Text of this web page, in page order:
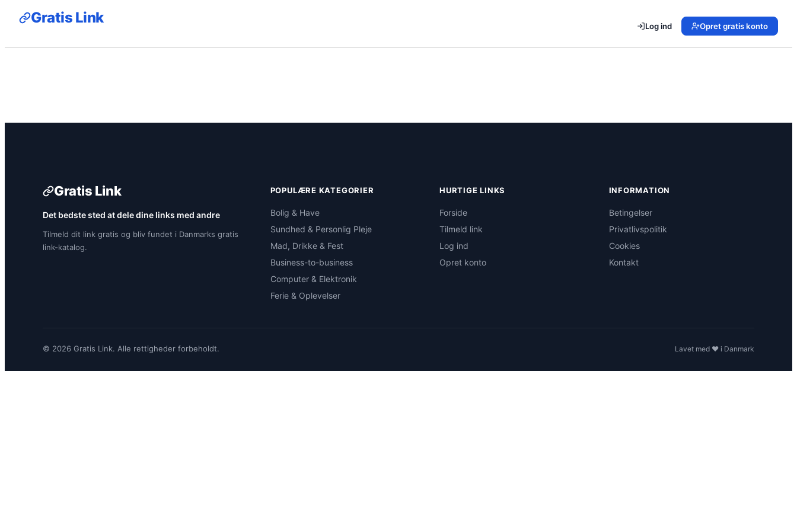
Gratis Link Log ind Opret gratis konto
Gratis Link
Det bedste sted at dele dine links med andre
Tilmeld dit link gratis og bliv fundet i Danmarks gratis
link-katalog.
POPULÆRE KATEGORIER
Bolig & Have
Sundhed & Personlig Pleje
Mad, Drikke & Fest
Business-to-business
Computer & Elektronik
Ferie & Oplevelser
HURTIGE LINKS
Forside
Tilmeld link
Log ind
Opret konto
INFORMATION
Betingelser
Privatlivspolitik
Cookies
Kontakt
© 2026 Gratis Link. Alle rettigheder forbeholdt. Lavet med ❤️ i Danmark